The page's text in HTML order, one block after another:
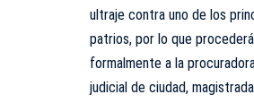
ultraje contra uno de los
patrios, por lo que
formalmente a la
judicial de ciudad,